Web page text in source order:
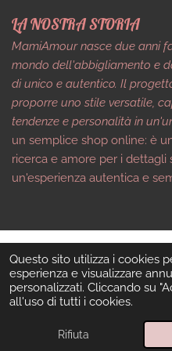
Questo sito utilizza i cookies
esperienza e visualizzare
personalizzati. Cliccando su
all'uso di tutti i cookies.
Rifiuta
LA NOSTRA STORIA
MamiAmour nasce due anni
mondo dell'abbigliamento e
di unico e autentico. Il
proporre uno stile versatile,
tendenze e personalità in
un semplice shop online: è
ricerca e amore per i dettagli
un'esperienza autentica e
© 2026 MamiAmour